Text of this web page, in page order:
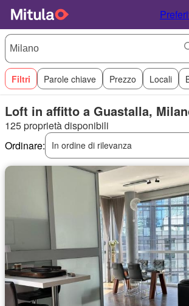
Filtri Parole chiave Prezzo Locali
Loft in affitto a Guastalla,
125 proprietà disponibili
Ordinare:
In ordine di rilevanza